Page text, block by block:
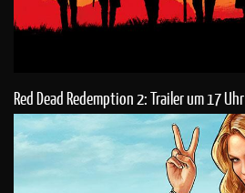
Red Dead Redemption 2: Trailer um 17 Uhr